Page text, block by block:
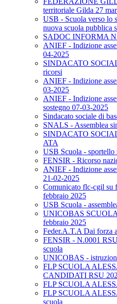
territoriale Gilda 27
USB - Scuola verso lo
nuova scuola pubblica
SADOC INFORMA
ANIEF - Indizione
04-2025
SINDACATO
ricorsi
ANIEF - Indizione
03-2025
ANIEF - Indizione
sostegno 07-03-2025
Sindacato sociale di
SNALS - Assemblea
SINDACATO
ATA
USB Scuola -
FENSIR - Ricorso
ANIEF - Indizione
21-02-2025
Comunicato flc-cgil su
febbraio 2025
USB Scuola -
UNICOBAS SCUOLA
febbraio 2025
Feder.A.T.A Dai forza
FENSIR - N.0001
scuola
UNICOBAS -
FLP SCUOLA
CANDIDATI RSU
FLP SCUOLA
FLP SCUOLA
scuola